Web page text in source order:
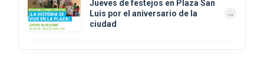
Jueves de festejos en Plaza San
Luis por el aniversario de la
ciudad